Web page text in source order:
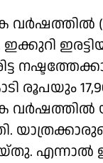
രൂപയും
വര്‍ഷത്തില്‍
എന്നാല്‍